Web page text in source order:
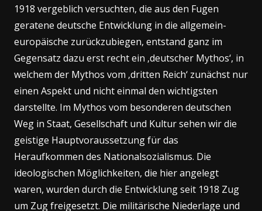
1918 vergeblich versuchten, die aus den Fugen
geratene deutsche Entwicklung in die allgemein-
europäische zurückzubiegen, entstand ganz im
Gegensatz dazu erst recht ein ‚deutscher Mythos‘, in
welchem der Mythos vom ‚dritten Reich‘ zunächst nur
einen Aspekt und nicht einmal den wichtigsten
darstellte. Im Mythos vom besonderen deutschen
Weg in Staat, Gesellschaft und Kultur sehen wir die
geistige Hauptvoraussetzung für das
Heraufkommen des Nationalsozialismus. Die
ideologischen Möglichkeiten, die hier angelegt
waren, wurden durch die Entwicklung seit 1918 Zug
um Zug freigesetzt. Die militärische Niederlage und